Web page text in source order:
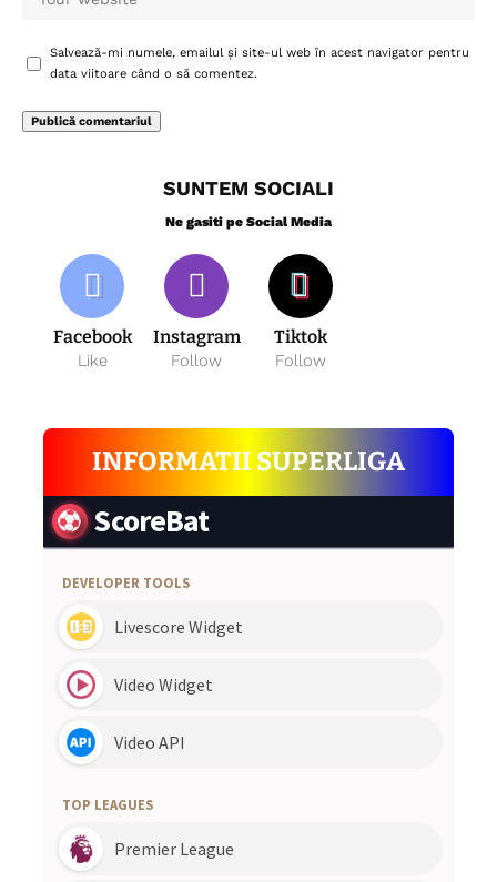
Salvează-mi numele, emailul și site-ul web în acest navigator pentru
data viitoare când o să comentez.
SUNTEM SOCIALI
Ne gasiti pe Social Media
Facebook
Like
Instagram
Follow
Tiktok
Follow
INFORMATII SUPERLIGA